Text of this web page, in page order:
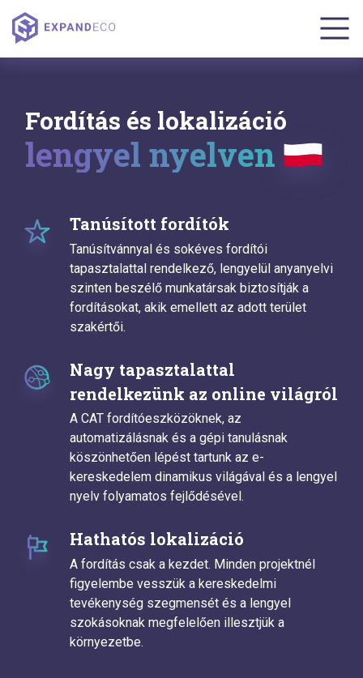
Fordítás és lokalizáció
lengyel nyelven
Tanúsított fordítók
Tanúsítvánnyal és sokéves fordítói
tapasztalattal rendelkező, lengyelül anyanyelvi
szinten beszélő munkatársak biztosítják a
fordításokat, akik emellett az adott terület
szakértői.
Nagy tapasztalattal
rendelkezünk az online világról
A CAT fordítóeszközöknek, az
automatizálásnak és a gépi tanulásnak
köszönhetően lépést tartunk az e-
kereskedelem dinamikus világával és a lengyel
nyelv folyamatos fejlődésével.
Hathatós lokalizáció
A fordítás csak a kezdet. Minden projektnél
figyelembe vesszük a kereskedelmi
tevékenység szegmensét és a lengyel
szokásoknak megfelelően illesztjük a
környezetbe.